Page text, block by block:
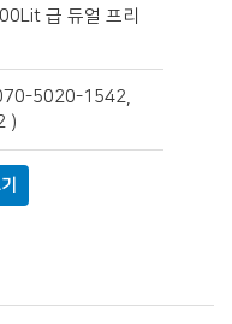
급 듀얼 프리
5020-1542,
)